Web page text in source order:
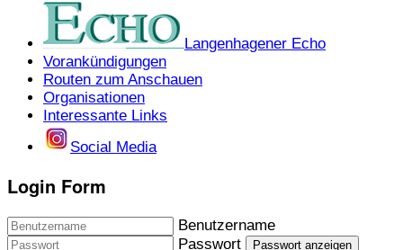
Langenhagener Echo
Vorankündigungen
Routen zum Anschauen
Organisationen
Interessante Links
Social Media
Login Form
Benutzername
Passwort
Passwort anzeigen